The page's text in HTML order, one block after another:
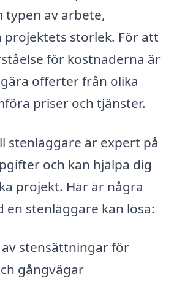
typen av arbete,
projektets storlek. För att
för kostnaderna är
offerter från olika
priser och tjänster.
stenläggare är expert på
och kan hjälpa dig
projekt. Här är några
en stenläggare kan lösa:
stensättningar för
gångvägar